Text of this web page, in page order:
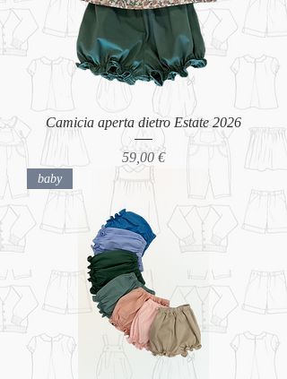
Camicia aperta dietro Estate 2026
Prezzo
59,00 €
baby